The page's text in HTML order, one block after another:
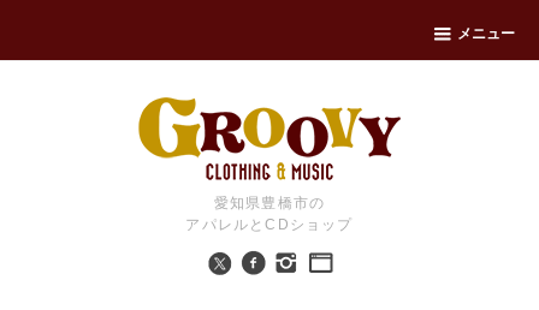
メニュー
愛知県豊橋市の
アパレルとCDショップ